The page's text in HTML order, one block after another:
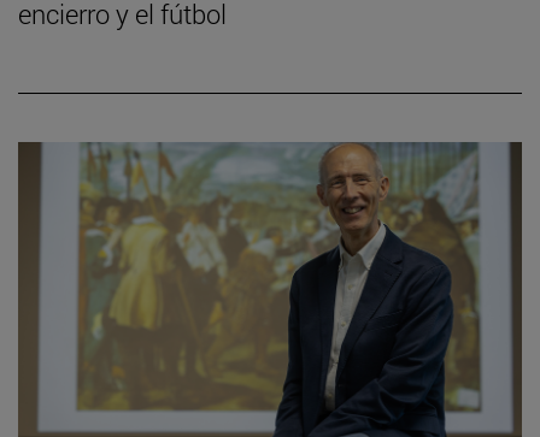
encierro y el fútbol